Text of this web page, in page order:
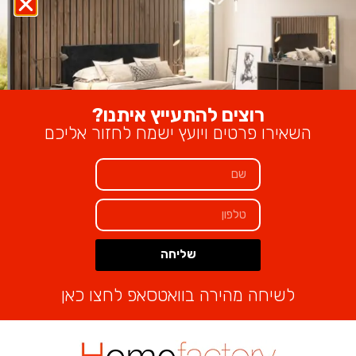
200 - 500 ₪
220 - 530 ₪
240 - 550 ₪
הוספה לסל Alternative:
₪2,320
רוצים להתעייץ איתנו?
השאירו פרטים ויועץ ישמח לחזור אליכם
שליחה
לשיחה מהירה בוואטסאפ לחצו כאן